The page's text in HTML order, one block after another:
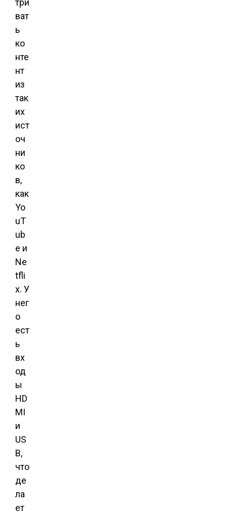
ват
ь
ко
нте
нт
из
так
их
ист
оч
ни
ко
в,
как
Yo
uT
ub
e и
Ne
tfli
x. У
нег
о
ест
ь
вх
од
ы
HD
MI
и
US
B,
что
де
ла
ет